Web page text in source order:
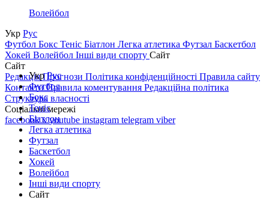
Волейбол
Укр Рус
Футбол Бокс Теніс Біатлон Легка атлетика Футзал Баскетбол
Хокей Волейбол Інші види спорту Сайт
Сайт
РедакціяПрогнози Політика конфіденційності Правила сайту
КонтактиПравила коментування Редакційна політика
Структура власності
Соціальні мережі
facebookxyoutube instagram telegram viber
УкрРус
Футбол
Бокс
Теніс
Біатлон
Легка атлетика
Футзал
Баскетбол
Хокей
Волейбол
Інші види спорту
Сайт